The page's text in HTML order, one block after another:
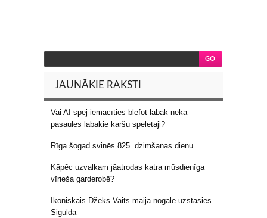
JAUNĀKIE RAKSTI
Vai AI spēj iemācīties blefot labāk nekā
pasaules labākie kāršu spēlētāji?
Rīga šogad svinēs 825. dzimšanas dienu
Kāpēc uzvalkam jāatrodas katra mūsdienīga
vīrieša garderobē?
Ikoniskais Džeks Vaits maija nogalē uzstāsies
Siguldā